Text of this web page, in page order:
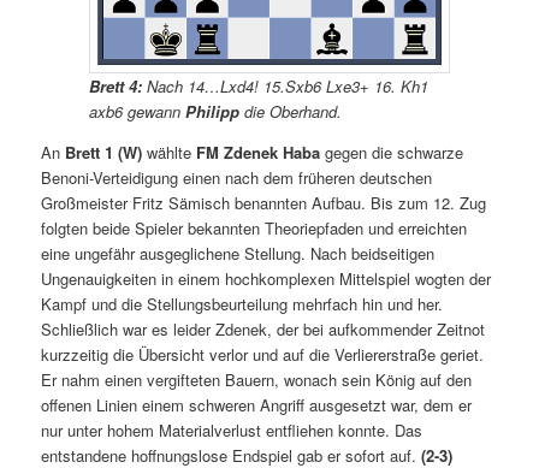
Brett 4: Nach 14…Lxd4! 15.Sxb6 Lxe3+ 16. Kh1
axb6 gewannPhilipp die Oberhand.
An Brett 1 (W) wählte FM Zdenek Haba gegen die schwarze
Benoni-Verteidigung einen nach dem früheren deutschen
Großmeister Fritz Sämisch benannten Aufbau. Bis zum 12. Zug
folgten beide Spieler bekannten Theoriepfaden und erreichten
eine ungefähr ausgeglichene Stellung. Nach beidseitigen
Ungenauigkeiten in einem hochkomplexen Mittelspiel wogten der
Kampf und die Stellungsbeurteilung mehrfach hin und her.
Schließlich war es leider Zdenek, der bei aufkommender Zeitnot
kurzzeitig die Übersicht verlor und auf die Verliererstraße geriet.
Er nahm einen vergifteten Bauern, wonach sein König auf den
offenen Linien einem schweren Angriff ausgesetzt war, dem er
nur unter hohem Materialverlust entfliehen konnte. Das
entstandene hoffnungslose Endspiel gab er sofort auf.(2-3)